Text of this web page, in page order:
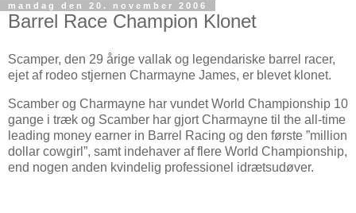
mandag den 20. november 2006
Barrel Race Champion Klonet
Scamper, den 29 årige vallak og legendariske barrel racer,
ejet af rodeo stjernen Charmayne James, er blevet klonet.
Scamber og Charmayne har vundet World Championship 10
gange i træk og Scamber har gjort Charmayne til the all-time
leading money earner in Barrel Racing og den første ”million
dollar cowgirl”, samt indehaver af flere World Championship,
end nogen anden kvindelig professionel idrætsudøver.